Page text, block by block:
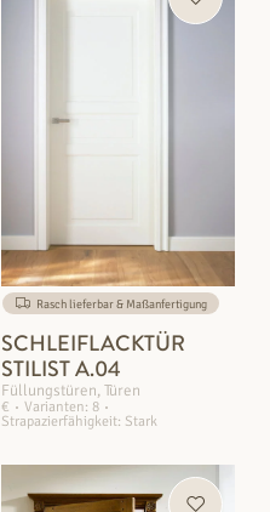
Rasch lieferbar & Maßanfertigung
SCHLEIFLACKTÜR
STILIST A.04
Füllungstüren, Türen
€
Varianten: 8
Strapazierfähigkeit: Stark